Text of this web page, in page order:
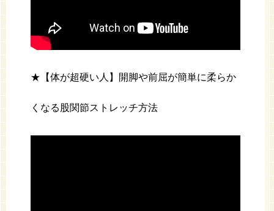
★【体が超硬い人】開脚や前屈が簡単に柔らか
くなる股関節ストレッチ方法